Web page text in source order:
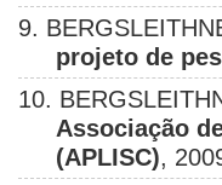
9.
projeto de
10.
Associação
(APLISC),